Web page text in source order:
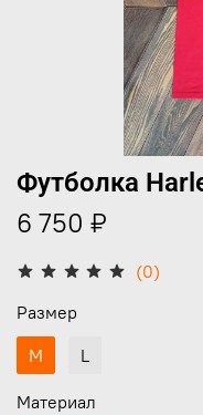
(0)
Футболка
6 750 ₽
Размер
M
L
Материал